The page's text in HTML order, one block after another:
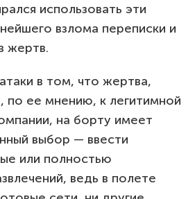
использовать эти
взлома переписки и
жертв.
в том, что жертва,
по ее мнению, к легитимной
на борту имеет
выбор — ввести
или полностью
ведь в полете